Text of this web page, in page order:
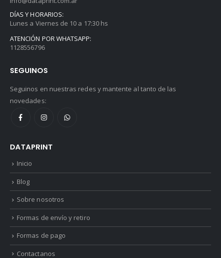
DÍAS Y HORARIOS:
Lunes a Viernes de 10 a 17:30 hs
ATENCIÓN POR WHATSAPP:
1128556796
SEGUINOS
Seguinos en nuestras redes y mantente al tanto de las
novedades:
DATAPRINT
Inicio
Blog
Sobre nosotros
Formas de envío y retiro
Formas de pago
Contactanos